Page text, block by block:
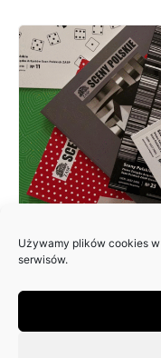
Używamy plików cookies
serwisów.
PISMA: